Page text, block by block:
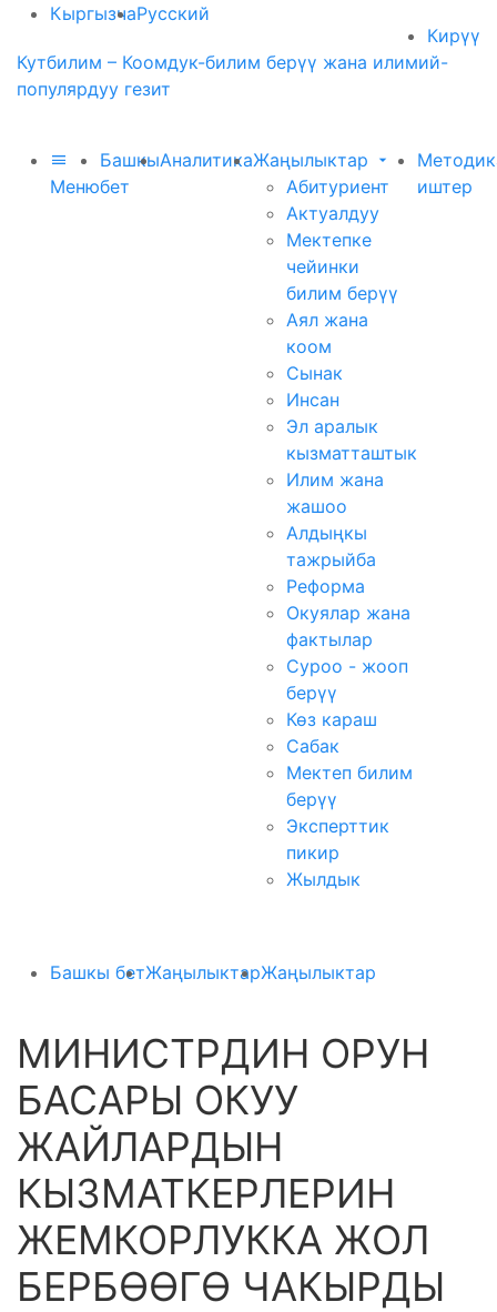
КыргызчаРусский
Кирүү
Кутбилим – Коомдук-билим берүү жана илимий-
популярдуу гезит
Меню
Башкы
бет
АналитикаЖаңылыктар
Абитуриент
Актуалдуу
Мектепке
чейинки
билим берүү
Аял жана
коом
Сынак
Инсан
Эл аралык
кызматташтык
Илим жана
жашоо
Алдыңкы
тажрыйба
Реформа
Окуялар жана
фактылар
Суроо - жооп
берүү
Көз караш
Сабак
Мектеп билим
берүү
Эксперттик
пикир
Жылдык
иштер
Башкы бетЖаңылыктарЖаңылыктар
МИНИСТРДИН ОРУН
БАСАРЫ ОКУУ
ЖАЙЛАРДЫН
КЫЗМАТКЕРЛЕРИН
ЖЕМКОРЛУККА ЖОЛ
БЕРБӨӨГӨ ЧАКЫРДЫ